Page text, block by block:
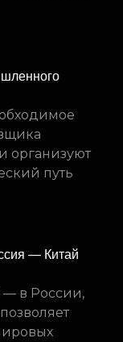
организуют
путь
— Китай
— в России,